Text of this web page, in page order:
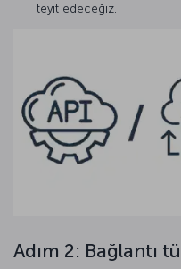
teyit edeceğiz.
Adım 2: Bağlantı